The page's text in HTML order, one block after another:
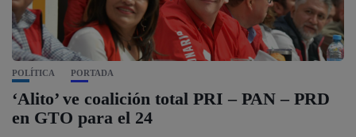
POLÍTICA PORTADA
‘Alito’ ve coalición total PRI – PAN – PRD
en GTO para el 24